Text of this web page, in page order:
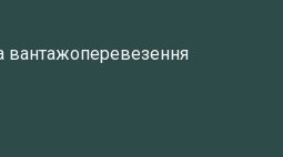
вантажоперевезення